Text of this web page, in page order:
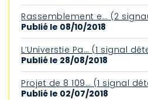
Rassemblement e… (2
Publié le 08/10/2018
L’Universtie Pa… (1 signal
Publié le 28/08/2018
Projet de 8 109… (1 signal
Publié le 02/07/2018